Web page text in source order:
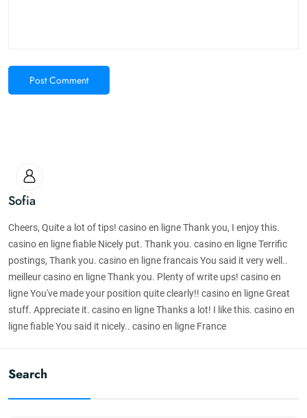
Post Comment
Sofia
Cheers, Quite a lot of tips! casino en ligne Thank you, I enjoy this.
casino en ligne fiable Nicely put. Thank you. casino en ligne Terrific
postings, Thank you. casino en ligne francais You said it very well..
meilleur casino en ligne Thank you. Plenty of write ups! casino en
ligne You've made your position quite clearly!! casino en ligne Great
stuff. Appreciate it. casino en ligne Thanks a lot! I like this. casino en
ligne fiable You said it nicely.. casino en ligne France
Search